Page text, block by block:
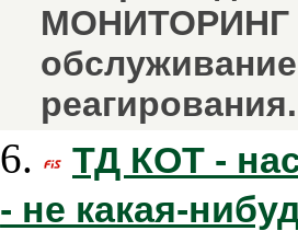
МОНИТОРИНГ
реагирования.
6.
ТД КОТ -
- не какая-